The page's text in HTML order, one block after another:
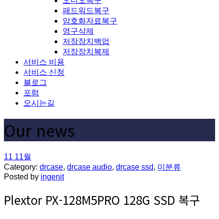
패드워드복구
암호화자료복구
영구삭제
저장장치백업
저장장치복제
서비스 비용
서비스 신청
블로그
포럼
오시는길
Our news
11 11월
Category: drcase, drcase audio, drcase ssd, 미분류
Posted by ingenit
Plextor PX-128M5PRO 128G SSD 복구